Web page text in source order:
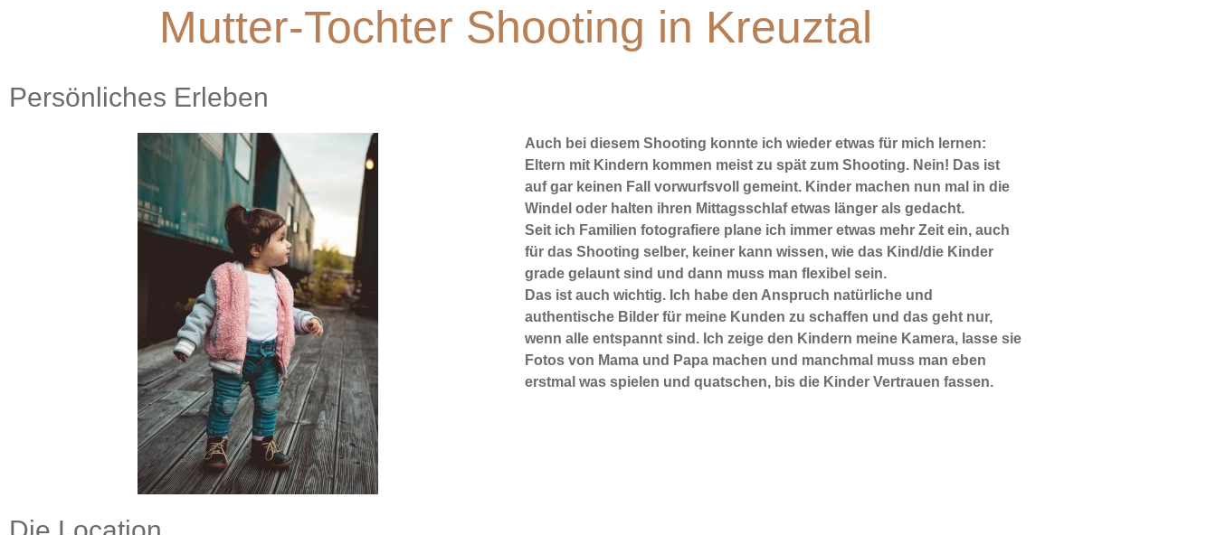
Mutter-Tochter Shooting in Kreuztal
Persönliches Erleben
Auch bei diesem Shooting konnte ich wieder etwas für mich lernen:
Eltern mit Kindern kommen meist zu spät zum Shooting. Nein! Das ist
auf gar keinen Fall vorwurfsvoll gemeint. Kinder machen nun mal in die
Windel oder halten ihren Mittagsschlaf etwas länger als gedacht.
Seit ich Familien fotografiere plane ich immer etwas mehr Zeit ein, auch
für das Shooting selber, keiner kann wissen, wie das Kind/die Kinder
grade gelaunt sind und dann muss man flexibel sein.
Das ist auch wichtig. Ich habe den Anspruch natürliche und
authentische Bilder für meine Kunden zu schaffen und das geht nur,
wenn alle entspannt sind. Ich zeige den Kindern meine Kamera, lasse sie
Fotos von Mama und Papa machen und manchmal muss man eben
erstmal was spielen und quatschen, bis die Kinder Vertrauen fassen.